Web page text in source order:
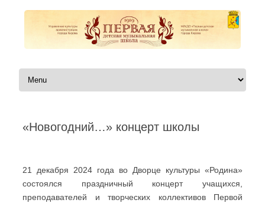
Перейти к содержимому
«Новогодний…» концерт школы
21 декабря 2024 года во Дворце культуры «Родина»
состоялся праздничный концерт учащихся,
преподавателей и творческих коллективов Первой